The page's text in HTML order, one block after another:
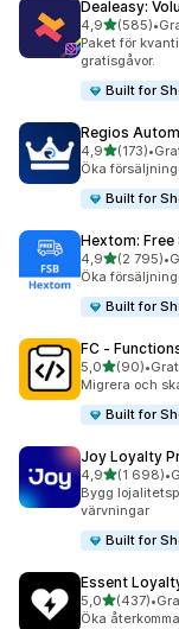
Dealeasy:
4,9av 5(585)
585 •
Paket för
gratisgåvor.
Built for
Regios
4,9av 5(173)
173 •
Öka
Built for
Hextom: Free
4,9av 5 stjärnor
(2 795)
2795 •
Öka
Built for
FC ‑
5,0av 5 stjärnor
(90)
90 recensioner
•
Migrera och
Built for
Joy Loyalty
4,9av 5 stjärnor
(1 698)
1698 •
Bygg
värvningar
Built for
Essent
5,0av 5 stjärnor
(437)
437 •
Öka